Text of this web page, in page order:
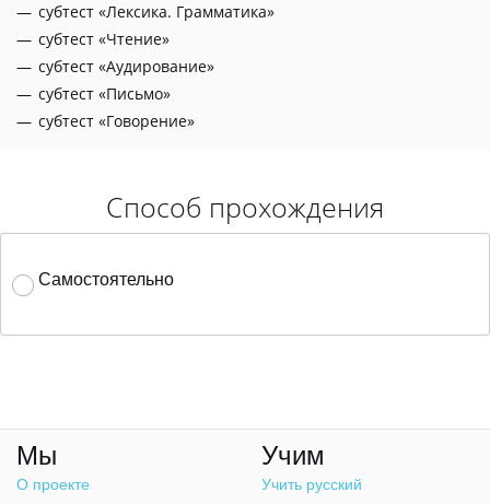
субтест «Лексика. Грамматика»
субтест «Чтение»
субтест «Аудирование»
субтест «Письмо»
субтест «Говорение»
Способ прохождения
Самостоятельно
Мы
О проекте
Учим
Учить русский